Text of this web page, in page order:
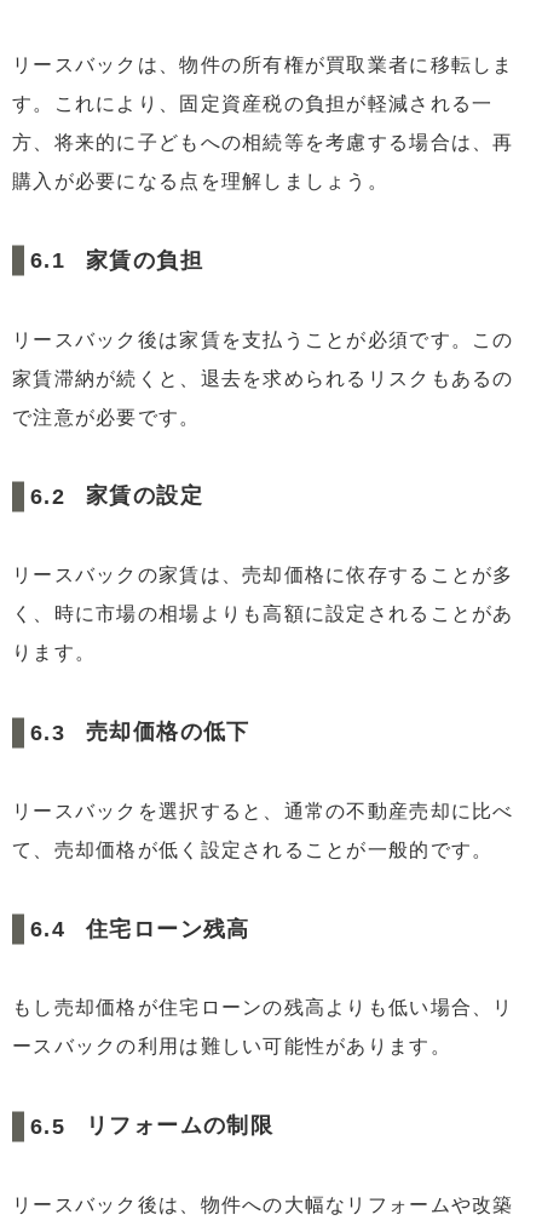
リースバックは、物件の所有権が買取業者に移転しま
す。これにより、固定資産税の負担が軽減される一
方、将来的に子どもへの相続等を考慮する場合は、再
購入が必要になる点を理解しましょう。
家賃の負担
リースバック後は家賃を支払うことが必須です。この
家賃滞納が続くと、退去を求められるリスクもあるの
で注意が必要です。
家賃の設定
リースバックの家賃は、売却価格に依存することが多
く、時に市場の相場よりも高額に設定されることがあ
ります。
売却価格の低下
リースバックを選択すると、通常の不動産売却に比べ
て、売却価格が低く設定されることが一般的です。
住宅ローン残高
もし売却価格が住宅ローンの残高よりも低い場合、リ
ースバックの利用は難しい可能性があります。
リフォームの制限
リースバック後は、物件への大幅なリフォームや改築